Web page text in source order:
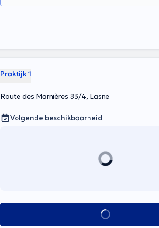
Praktijk 1
Route des Marnières 83/4, Lasne
Volgende beschikbaarheid
Alles zien